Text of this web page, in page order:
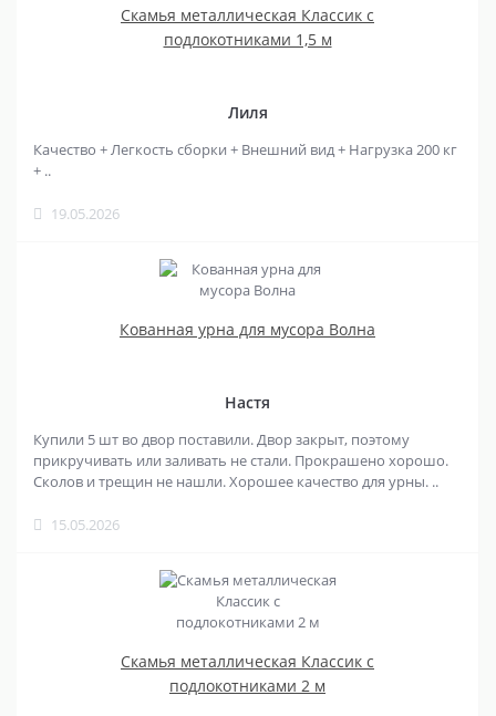
Скамья металлическая Классик с
подлокотниками 1,5 м
Лиля
Качество + Легкость сборки + Внешний вид + Нагрузка 200 кг
+ ..
19.05.2026
Кованная урна для мусора Волна
Настя
Купили 5 шт во двор поставили. Двор закрыт, поэтому
прикручивать или заливать не стали. Прокрашено хорошо.
Сколов и трещин не нашли. Хорошее качество для урны. ..
15.05.2026
Скамья металлическая Классик с
подлокотниками 2 м